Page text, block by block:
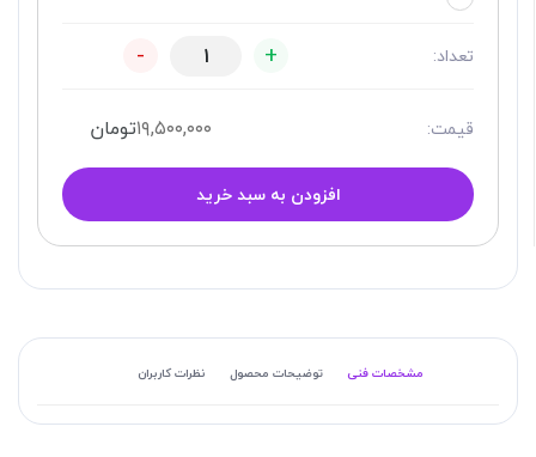
تعداد: +
-
قیمت: ۱۹,۵۰۰,۰۰۰تومان
افزودن به سبد خرید
مشخصات فنی توضیحات محصول نظرات کاربران